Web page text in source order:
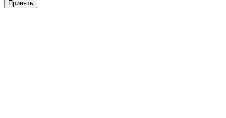
Принять